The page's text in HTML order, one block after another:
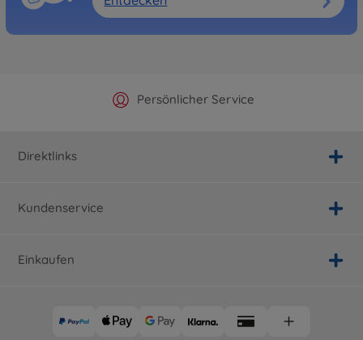
Offizieller Hersteller Shop
Persönlicher Service
Versandkostenfrei ab 25€
Schnelle Lieferung
Direktlinks
Kundenservice
Einkaufen